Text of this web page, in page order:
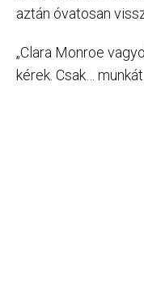
aztán óvatosan
„Clara Monroe
kérek. Csak…